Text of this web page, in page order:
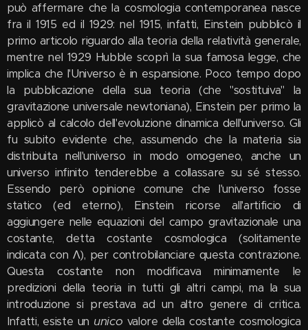
può affermare che la cosmologia contemporanea nasce
fra il 1915 ed il 1929: nel 1915, infatti, Einstein pubblicò il
primo articolo riguardo alla teoria della relatività generale,
mentre nel 1929 Hubble scoprì la sua famosa legge, che
implica che l'Universo è in espansione. Poco tempo dopo
la pubblicazione della sua teoria (che "sostituiva" la
gravitazione universale newtoniana), Einstein per primo la
applicò al calcolo dell'evoluzione dinamica dell'universo. Gli
fu subito evidente che, assumendo che la materia sia
distribuita nell'universo in modo omogeneo, anche un
universo infinito tenderebbe a collassare su sé stesso.
Essendo però opinione comune che l'universo fosse
statico (ed eterno), Einstein ricorse all'artificio di
aggiungere nelle equazioni del campo gravitazionale una
costante, detta costante cosmologica (solitamente
indicata con Λ), per controbilanciare questa contrazione.
Questa costante non modificava minimamente le
predizioni della teoria in tutti gli altri campi, ma la sua
introduzione si prestava ad un altro genere di critica.
Infatti, esiste un unico valore della costante cosmologica